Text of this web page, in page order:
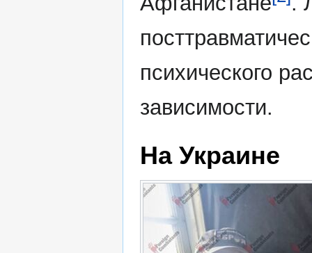
психического
зависимости.
На Украине